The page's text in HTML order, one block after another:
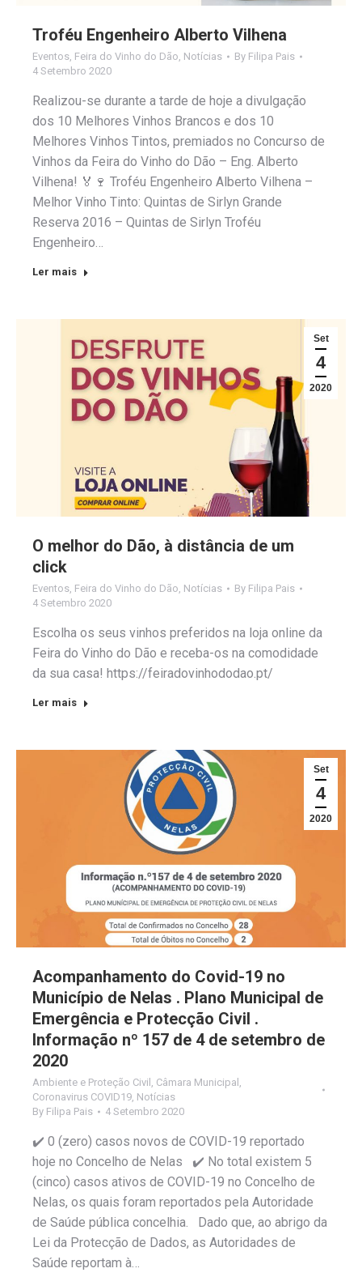
Troféu Engenheiro Alberto Vilhena
Eventos Feira do Vinho do Dão Notícias By Filipa Pais
4 Setembro 2020
Realizou-se durante a tarde de hoje a divulgação
dos 10 Melhores Vinhos Brancos e dos 10
Melhores Vinhos Tintos, premiados no Concurso de
Vinhos da Feira do Vinho do Dão – Eng. Alberto
Vilhena! 🏅🍷 Troféu Engenheiro Alberto Vilhena –
Melhor Vinho Tinto: Quintas de Sirlyn Grande
Reserva 2016 – Quintas de Sirlyn Troféu
Engenheiro…
Ler mais
Set
4
2020
O melhor do Dão, à distância de um
click
Eventos, Feira do Vinho do Dão, Notícias By Filipa Pais
4 Setembro 2020
Escolha os seus vinhos preferidos na loja online da
Feira do Vinho do Dão e receba-os na comodidade
da sua casa! https://feiradovinhododao.pt/
Ler mais
Set
4
2020
Acompanhamento do Covid-19 no
Município de Nelas . Plano Municipal de
Emergência e Protecção Civil .
Informação nº 157 de 4 de setembro de
2020
Ambiente e Proteção Civil , Câmara Municipal ,
Coronavirus COVID19, Notícias
By Filipa Pais 4 Setembro 2020
✔️ 0 (zero) casos novos de COVID-19 reportado
hoje no Concelho de Nelas ✔️ No total existem 5
(cinco) casos ativos de COVID-19 no Concelho de
Nelas, os quais foram reportados pela Autoridade
de Saúde pública concelhia. Dado que, ao abrigo da
Lei da Protecção de Dados, as Autoridades de
Saúde reportam à…